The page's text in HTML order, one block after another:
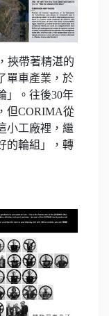
挾帶著精湛的
單車產業，於
」。往後30年
但CORIMA從
小工廠裡，繼
的輪組」，轉